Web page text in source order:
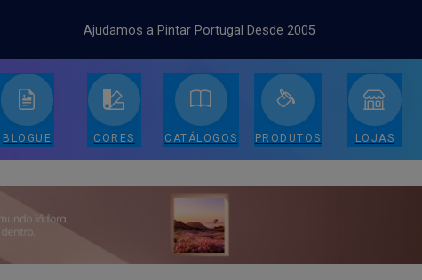
Ajudamos a Pintar Portugal Desde 2005
BLOGUE CORES CATÁLOGOS PRODUTOS LOJAS